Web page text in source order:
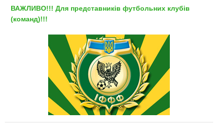
ВАЖЛИВО!!! Для представників футбольних клубів
(команд)!!!